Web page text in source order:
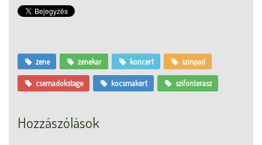
zene zenekar koncert szinpad
csemadokstage kocsmakert szifonterasz
Hozzászólások